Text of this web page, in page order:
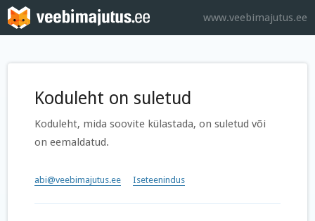
www.veebimajutus.ee
Koduleht on suletud
Koduleht, mida soovite külastada, on suletud või
on eemaldatud.
abi@veebimajutus.ee Iseteenindus